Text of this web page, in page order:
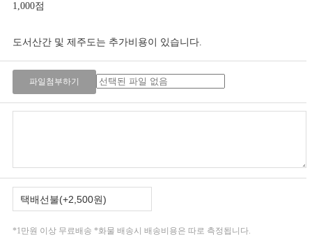
1,000점
도서산간 및 제주도는 추가비용이 있습니다.
파일첨부하기
*1만원 이상 무료배송 *화물 배송시 배송비용은 따로 측정됩니다.